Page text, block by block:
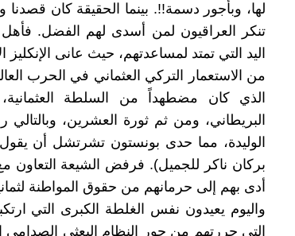
لها، وبأجور دسمة!!. بينما الحقيقة كان قصدنا
تنكر العراقيون لمن أسدى لهم الفضل.
اليد التي تمتد لمساعدتهم، حيث عانى
من الاستعمار التركي العثماني في الحرب
الذي كان مضطهداً من السلطة
البريطاني، ومن ثم ثورة العشرين،
الوليدة، مما حدى بونستون تشرتشل أن
بركان ناكر للجميل). فرفض الشيعة التعاون مع
أدى بهم إلى حرمانهم من حقوق المواطنة
واليوم يعيدون نفس الغلطة الكبرى التي
التي حررتهم من جور النظام البعثي